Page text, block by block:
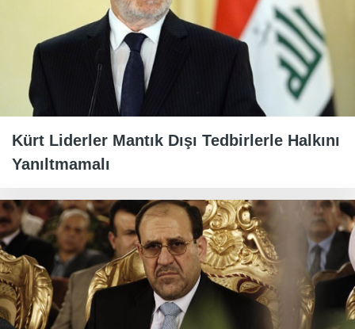
Kürt Liderler Mantık Dışı Tedbirlerle Halkını
Yanıltmamalı